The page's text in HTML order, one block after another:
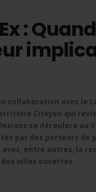
:
collaboration avec
Citoyen qui
se déroulera au
par des porteurs de
entre autres, la
villes ouvertes.